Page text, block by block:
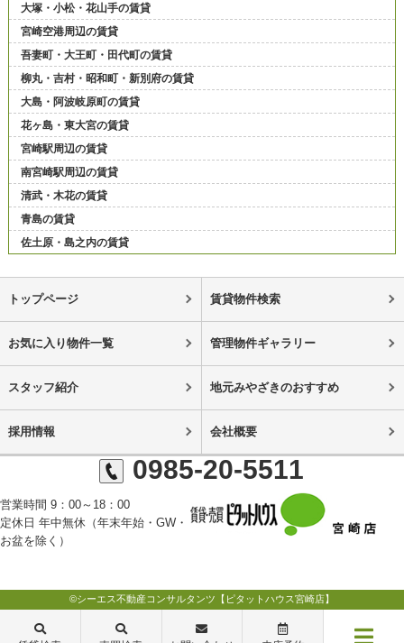
大塚・小松・花山手の賃貸
宮崎空港周辺の賃貸
吾妻町・大王町・田代町の賃貸
柳丸・吉村・昭和町・新別府の賃貸
大島・阿波岐原町の賃貸
花ヶ島・東大宮の賃貸
宮崎駅周辺の賃貸
南宮崎駅周辺の賃貸
清武・木花の賃貸
青島の賃貸
佐土原・島之内の賃貸
トップページ 賃貸物件検索
お気に入り物件一覧 管理物件ギャラリー
スタッフ紹介 地元みやざきのおすすめ
採用情報 会社概要
0985-20-5511
営業時間 9：00～18：00
定休日 年中無休（年末年始・GW・
お盆を除く）
©シーエス不動産コンサルタンツ【ピタットハウス宮崎店】